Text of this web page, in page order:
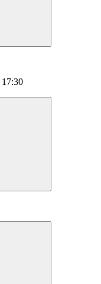
17:30